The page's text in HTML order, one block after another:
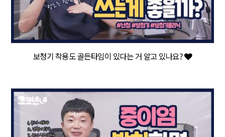
보청기 착용도 골든타임이 있다는 거 알고 있나요?